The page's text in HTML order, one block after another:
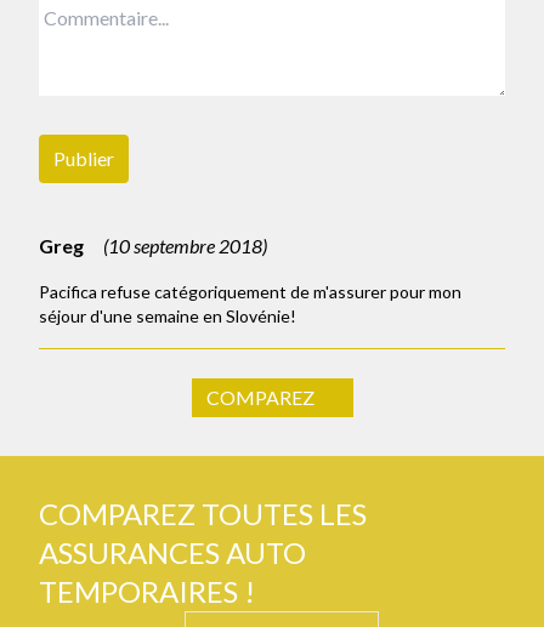
Publier
Greg (10 septembre 2018)
Pacifica refuse catégoriquement de m'assurer pour mon
séjour d'une semaine en Slovénie!
COMPAREZ
COMPAREZ TOUTES LES
ASSURANCES AUTO
TEMPORAIRES !